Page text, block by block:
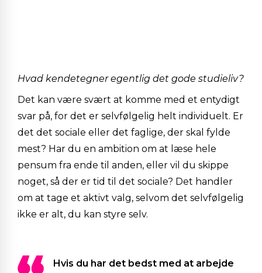
Hvad kendetegner egentlig det gode studieliv?
Det kan være svært at komme med et entydigt
svar på, for det er selvfølgelig helt individuelt. Er
det det sociale eller det faglige, der skal fylde
mest? Har du en ambition om at læse hele
pensum fra ende til anden, eller vil du skippe
noget, så der er tid til det sociale? Det handler
om at tage et aktivt valg, selvom det selvfølgelig
ikke er alt, du kan styre selv.
Hvis du har det bedst med at arbejde